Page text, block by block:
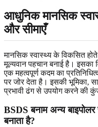
आधुनिक मानसिक
और सीमाएँ
मानसिक स्वास्थ्य के विकसित
मूल्यवान पहचान बनाई है। इसका
एक महत्वपूर्ण कदम का
पर जोर देता है। इसकी भूमिका,
प्रभावी ढंग से उपयोग करने की
BSDS बनाम अन्य
बनाता है?